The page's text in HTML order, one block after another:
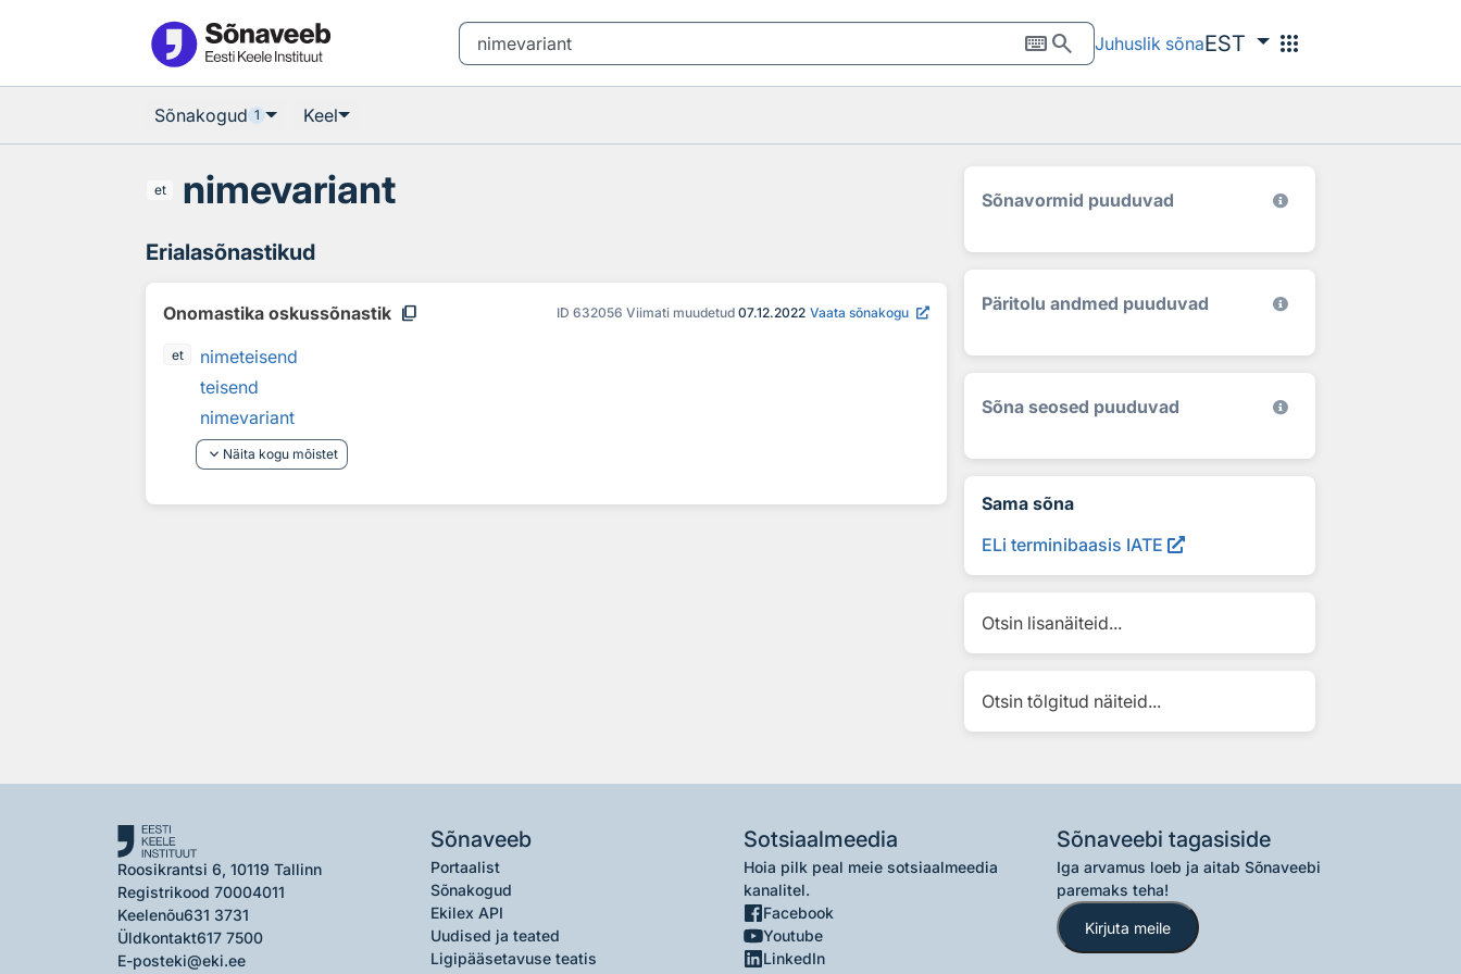
keyboardsearch Juhuslik sõnaEST apps
Sõnakogud 1 Keel
et nimevariant
Erialasõnastikud
Onomastika oskussõnastik content_copy ID 632056 Viimati muudetud 07.12.2022 Vaata sõnakogu
et
nimeteisend
teisend
nimevariant
keyboard_arrow_down Näita kogu mõistet
Sõnavormid puuduvad
Päritolu andmed puuduvad
Sõna seosed puuduvad
Sama sõna
ELi terminibaasis IATE
Otsin lisanäiteid...
Otsin tõlgitud näiteid...
Roosikrantsi 6, 10119 Tallinn
Registrikood 70004011
Keelenõu631 3731
Üldkontakt617 7500
E-posteki@eki.ee
Sõnaveeb
Portaalist
Sõnakogud
Ekilex API
Uudised ja teated
Ligipääsetavuse teatis
Sotsiaalmeedia
Hoia pilk peal meie sotsiaalmeedia
kanalitel.
Facebook
Youtube
LinkedIn
Sõnaveebi tagasiside
Iga arvamus loeb ja aitab Sõnaveebi
paremaks teha!
Kirjuta meile